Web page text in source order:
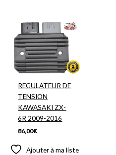
REGULATEUR DE
TENSION
KAWASAKI ZX-
6R 2009-2016
86,00€
Ajouter à ma liste